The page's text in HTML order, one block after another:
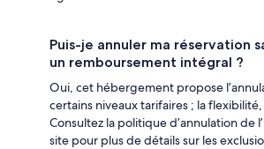
Puis-je annuler ma réservation
un remboursement intégral ?
Oui, cet hébergement propose
certains niveaux tarifaires ; la
Consultez la politique d’annulation de
site pour plus de détails sur les